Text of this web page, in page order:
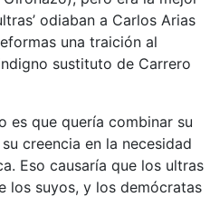
odiaban a Carlos Arias
una traición al
sustituto de Carrero
es que quería combinar su
creencia en la necesidad
Eso causaría que los ultras
los suyos, y los demócratas